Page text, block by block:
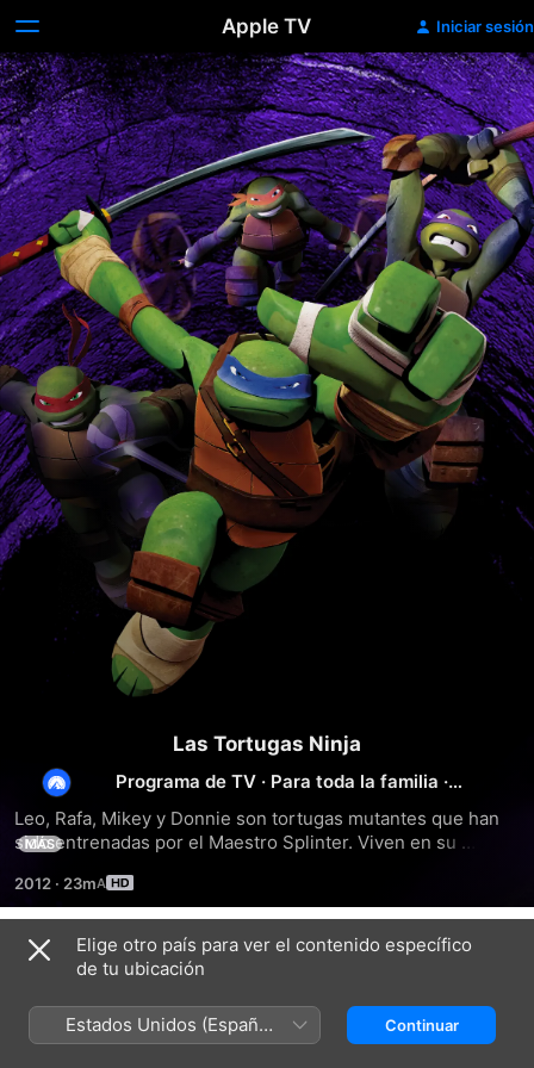
Apple TV Iniciar sesión
Las Tortugas Ninja
Programa de TV · Para toda la familia ·
Leo, Rafa, Mikey y Donnie son tortugas mutantes que han
sido entrenadas por el Maestro Splinter. Viven en su
villanos.
MÁS
2012 · 23m
Temporada 1
Elige otro país para ver el contenido específico
de tu ubicación
Estados Unidos (Español
México)
Continuar